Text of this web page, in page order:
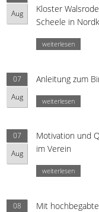
Aug
Kloster
Scheele in
weiterlesen
07
Aug
Anleitung zum
weiterlesen
07
Aug
Motivation und
im Verein
weiterlesen
08
Mit